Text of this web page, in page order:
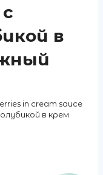
в
in cream sauce
в крем